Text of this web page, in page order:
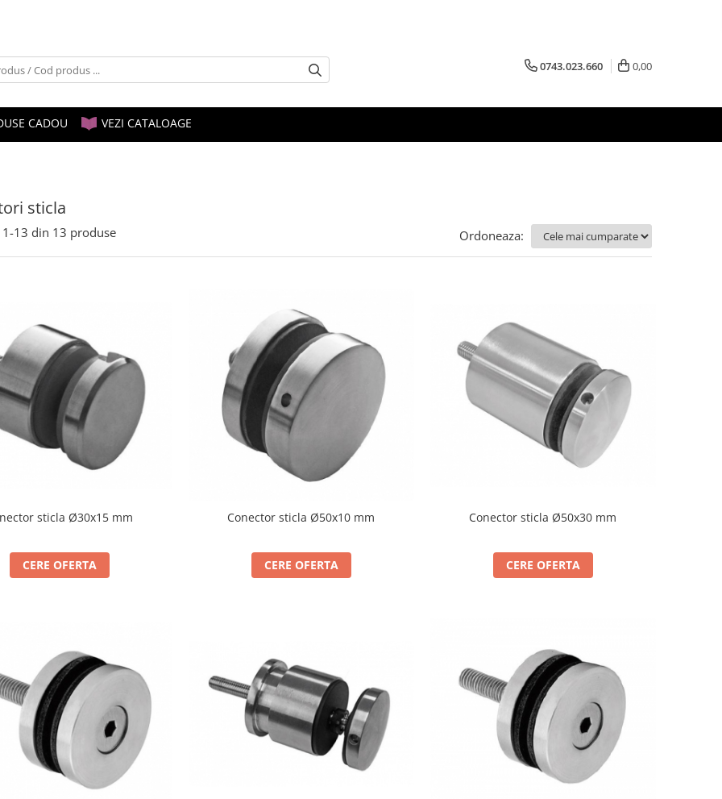
0743.023.660 0,00
CADOU VEZI CATALOAGE
sticla
1-13 din 13 produse Ordoneaza:
sticla Ø30x15 mm
CERE OFERTA
Conector sticla Ø50x10 mm
CERE OFERTA
Conector sticla Ø50x30 mm
CERE OFERTA